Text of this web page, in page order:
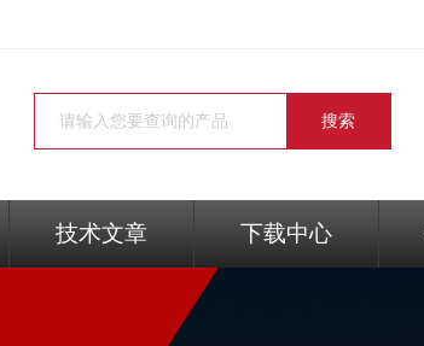
技术文章 下载中心